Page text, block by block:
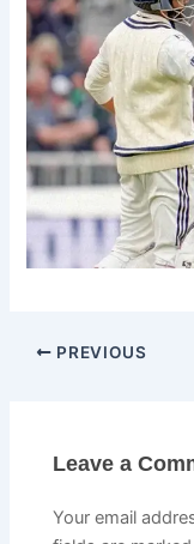
PREVIOUS
Leave a
Your email